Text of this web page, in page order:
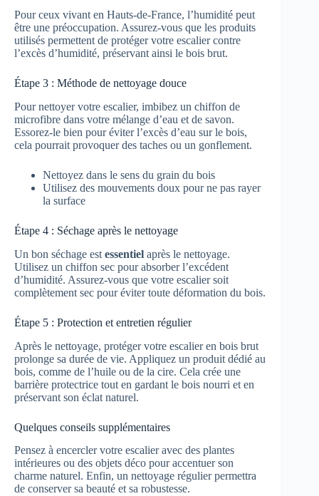
Pour ceux vivant en Hauts-de-France, l’humidité peut
être une préoccupation. Assurez-vous que les produits
utilisés permettent de protéger votre escalier contre
l’excès d’humidité, préservant ainsi le bois brut.
Étape 3 : Méthode de nettoyage douce
Pour nettoyer votre escalier, imbibez un chiffon de
microfibre dans votre mélange d’eau et de savon.
Essorez-le bien pour éviter l’excès d’eau sur le bois,
cela pourrait provoquer des taches ou un gonflement.
Nettoyez dans le sens du grain du bois
Utilisez des mouvements doux pour ne pas rayer
la surface
Étape 4 : Séchage après le nettoyage
Un bon séchage est essentiel après le nettoyage.
Utilisez un chiffon sec pour absorber l’excédent
d’humidité. Assurez-vous que votre escalier soit
complètement sec pour éviter toute déformation du bois.
Étape 5 : Protection et entretien régulier
Après le nettoyage, protéger votre escalier en bois brut
prolonge sa durée de vie. Appliquez un produit dédié au
bois, comme de l’huile ou de la cire. Cela crée une
barrière protectrice tout en gardant le bois nourri et en
préservant son éclat naturel.
Quelques conseils supplémentaires
Pensez à encercler votre escalier avec des plantes
intérieures ou des objets déco pour accentuer son
charme naturel. Enfin, un nettoyage régulier permettra
de conserver sa beauté et sa robustesse.